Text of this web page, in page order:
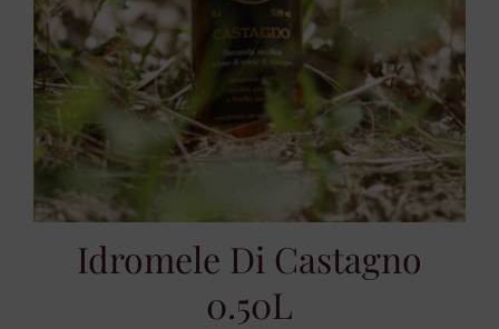
Idromele Di Castagno
0.50L